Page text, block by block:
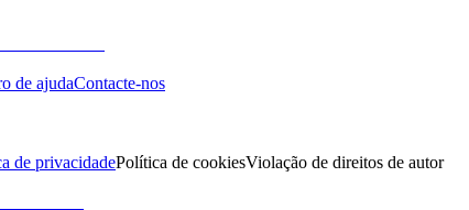
de ajudaContacte-nos
de privacidadePolítica de cookiesViolação de direitos de autor